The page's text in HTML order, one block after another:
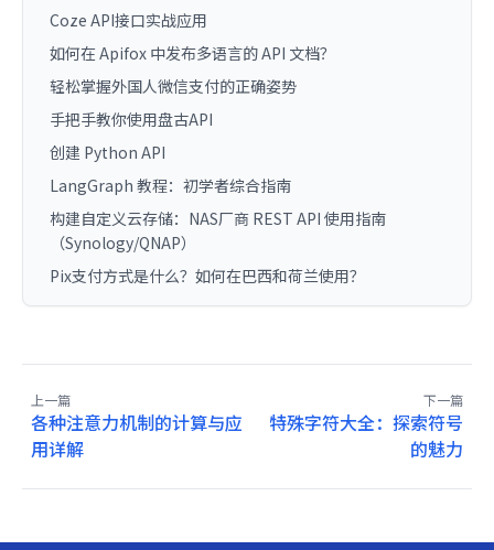
Coze API接口实战应用
如何在 Apifox 中发布多语言的 API 文档？
轻松掌握外国人微信支付的正确姿势
手把手教你使用盘古API
创建 Python API
LangGraph 教程：初学者综合指南
构建自定义云存储：NAS厂商 REST API 使用指南
（Synology/QNAP）
Pix支付方式是什么？如何在巴西和荷兰使用？
上一篇
各种注意力机制的计算与应
用详解
下一篇
特殊字符大全：探索符号
的魅力